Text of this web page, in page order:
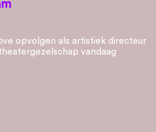
opvolgen als artistiek directeur
vandaag